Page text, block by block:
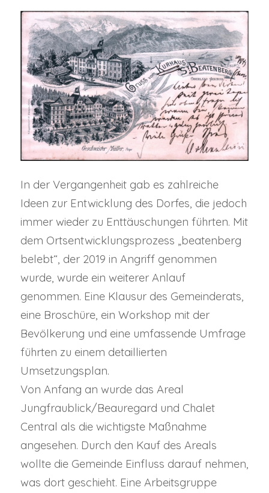
In der Vergangenheit gab es zahlreiche
Ideen zur Entwicklung des Dorfes, die jedoch
immer wieder zu Enttäuschungen führten. Mit
dem Ortsentwicklungsprozess „beatenberg
belebt“, der 2019 in Angriff genommen
wurde, wurde ein weiterer Anlauf
genommen. Eine Klausur des Gemeinderats,
eine Broschüre, ein Workshop mit der
Bevölkerung und eine umfassende Umfrage
führten zu einem detaillierten
Umsetzungsplan.
Von Anfang an wurde das Areal
Jungfraublick/Beauregard und Chalet
Central als die wichtigste Maßnahme
angesehen. Durch den Kauf des Areals
wollte die Gemeinde Einfluss darauf nehmen,
was dort geschieht. Eine Arbeitsgruppe